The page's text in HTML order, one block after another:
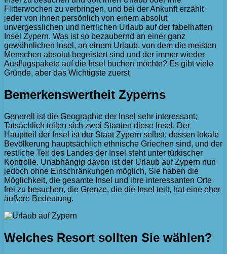
Flitterwochen zu verbringen, und bei der Ankunft erzählt
jeder von ihnen persönlich von einem absolut
unvergesslichen und herrlichen Urlaub auf der fabelhaften
Insel Zypern. Was ist so bezaubernd an einer ganz
gewöhnlichen Insel, an einem Urlaub, von dem die meisten
Menschen absolut begeistert sind und der immer wieder
Ausflugspakete auf die Insel buchen möchte? Es gibt viele
Gründe, aber das Wichtigste zuerst.
Bemerkenswertheit Zyperns
Generell ist die Geographie der Insel sehr interessant;
Tatsächlich teilen sich zwei Staaten diese Insel. Der
Hauptteil der Insel ist der Staat Zypern selbst, dessen lokale
Bevölkerung hauptsächlich ethnische Griechen sind, und der
restliche Teil des Landes der Insel steht unter türkischer
Kontrolle. Unabhängig davon ist der Urlaub auf Zypern nun
jedoch ohne Einschränkungen möglich, Sie haben die
Möglichkeit, die gesamte Insel und ihre interessanten Orte
frei zu besuchen, die Grenze, die die Insel teilt, hat eine eher
äußere Bedeutung.
Welches Resort sollten Sie wählen?